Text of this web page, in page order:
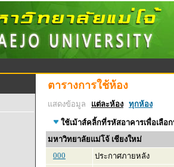
ตารางการใช้ห้อง
แสดงข้อมูล แต่ละห้อง ทุกห้อง
ใช้เม้าส์คลิ้กที่รหัสอาคารเพื่อเลือ
มหาวิทยาลัยแม่โจ้ เชียงใหม่
000
ประกาศภายหลัง